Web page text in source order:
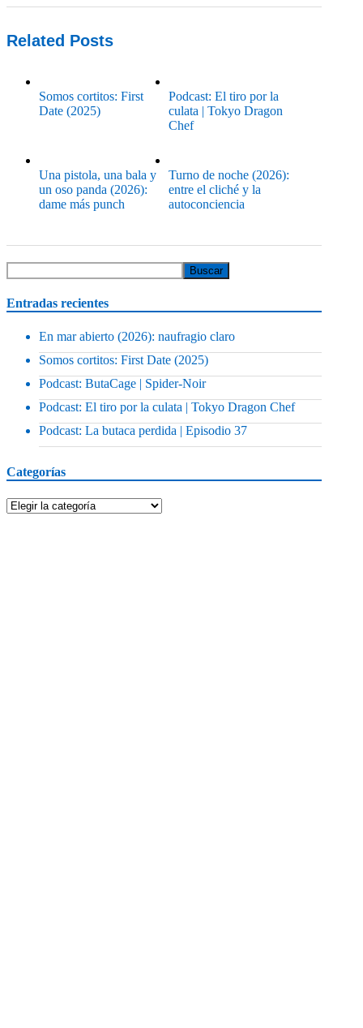
Related Posts
Somos cortitos: First
Date (2025)
Podcast: El tiro por la
culata | Tokyo Dragon
Chef
Una pistola, una bala y
un oso panda (2026):
dame más punch
Turno de noche (2026):
entre el cliché y la
autoconciencia
Entradas recientes
En mar abierto (2026): naufragio claro
Somos cortitos: First Date (2025)
Podcast: ButaCage | Spider-Noir
Podcast: El tiro por la culata | Tokyo Dragon Chef
Podcast: La butaca perdida | Episodio 37
Categorías
Categorías